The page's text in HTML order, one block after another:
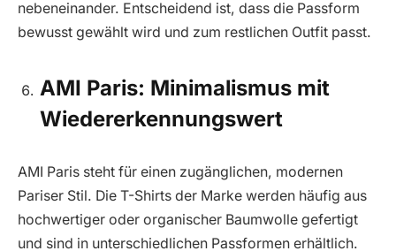
nebeneinander. Entscheidend ist, dass die Passform
bewusst gewählt wird und zum restlichen Outfit passt.
AMI Paris: Minimalismus mit
Wiedererkennungswert
AMI Paris steht für einen zugänglichen, modernen
Pariser Stil. Die T-Shirts der Marke werden häufig aus
hochwertiger oder organischer Baumwolle gefertigt
und sind in unterschiedlichen Passformen erhältlich.